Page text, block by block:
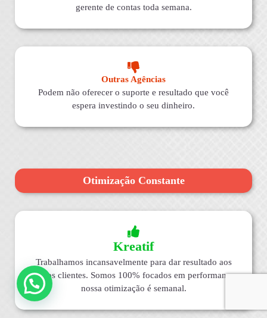
gerente de contas toda semana.
Outras Agências
Podem não oferecer o suporte e resultado que você
espera investindo o seu dinheiro.
Otimização Constante
Kreatif
Trabalhamos incansavelmente para dar resultado aos
nossos clientes. Somos 100% focados em performance,
nossa otimização é semanal.